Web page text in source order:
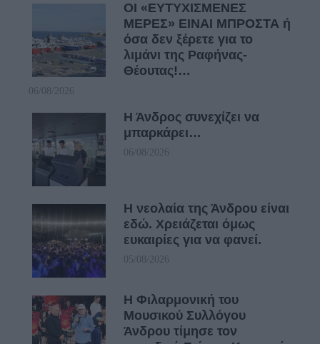
ΟΙ «ΕΥΤΥΧΙΣΜΕΝΕΣ
ΜΕΡΕΣ» ΕΙΝΑΙ ΜΠΡΟΣΤΑ ή
όσα δεν ξέρετε για το
λιμάνι της Ραφήνας-
Θέουτας!…
06/08/2026
Η Άνδρος συνεχίζει να
μπαρκάρει…
06/08/2026
Η νεολαία της Άνδρου είναι
εδώ. Χρειάζεται όμως
ευκαιρίες για να φανεί.
05/08/2026
Η Φιλαρμονική του
Μουσικού Συλλόγου
Άνδρου τίμησε τον